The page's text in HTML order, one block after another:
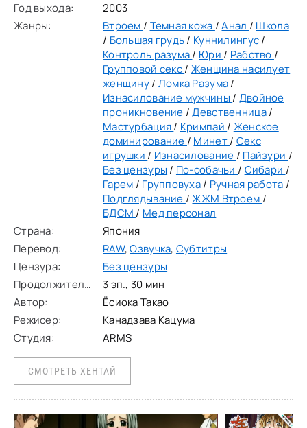
неконтролирумую тягу к физическому удовлетворению. И
у них
Год выхода:
2003
Жанры:
Втроем / Темная кожа /Анал / Школа
/ Большая грудь/ Куннилингус/
Контроль разума/ Юри / Рабство /
Групповой секс/ Женщина насилует
женщину/ Ломка Разума/
Изнасилование мужчины / Двойное
проникновение /Девственница/
Мастурбация/ Кримпай / Женское
доминирование / Минет/ Секс
игрушки / Изнасилование / Пайзури /
Без цензуры / По-собачьи / Сибари /
Гарем / Групповуха/ Ручная работа /
Подглядывание /ЖЖМ Втроем /
БДСМ / Мед персонал
Страна:
Япония
Перевод:
RAW,Озвучка, Субтитры
Цензура:
Без цензуры
Продолжительность:
3 эп., 30 мин
Автор:
Ёсиока Такао
Режисер:
Канадзава Кацума
Студия:
ARMS
СМОТРЕТЬ ХЕНТАЙ